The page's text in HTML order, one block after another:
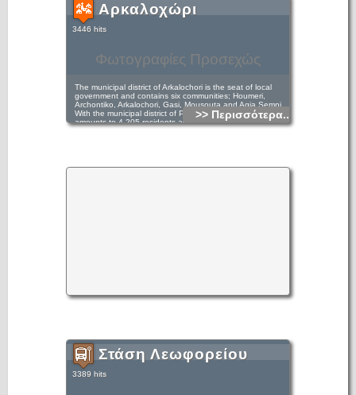
Φωτογραφίες Προσεχώς
Αρκαλοχώρι
3446 hits
The municipal district of Arkalochori is the seat of local
government and contains six communities; Houmeri,
Archontiko, Arkalochori, Gasi, Mousouta and Agia Semni.
With the municipal district of Patsidero, the population
amounts to 4.205 residents and it is the only district that
to rest by the fountain, the natural source of the village,
Cretan evening once a week, usually on Mondays, with live
>> Περισσότερα...
Στάση Λεωφορείου
3389 hits